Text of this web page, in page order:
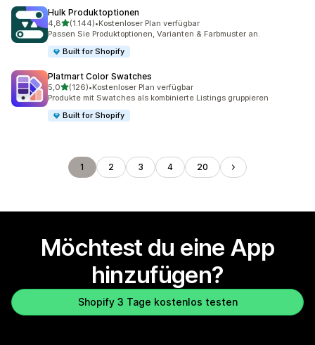
Hulk Produktoptionen
4,8von 5 Sternen
(1.144)
1144 Rezensionen insgesamt
•Kostenloser Plan verfügbar
Passen Sie Produkt­optionen, Varianten & Farbmuster an.
Built for Shopify
Platmart Color Swatches
5,0von 5 Sternen
(126)
126 Rezensionen insgesamt
•Kostenloser Plan verfügbar
Produkte mit Swatches als kombinierte Listings gruppieren
Built for Shopify
1 2 3 4 20
Möchtest du eine App
hinzufügen?
Shopify 3 Tage kostenlos testen